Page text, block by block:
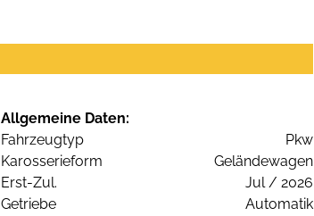
Allgemeine Daten:
Fahrzeugtyp
Pkw
Karosserieform
Geländewagen
Erst-Zul.
Jul / 2026
Getriebe
Automatik